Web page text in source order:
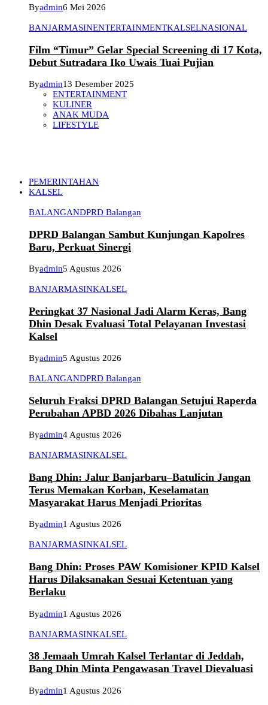
Byadmin6 Mei 2026
BANJARMASINENTERTAINMENTKALSELNASIONAL
Film “Timur” Gelar Special Screening di 17 Kota,
Debut Sutradara Iko Uwais Tuai Pujian
Byadmin13 Desember 2025
ENTERTAINMENT
KULINER
ANAK MUDA
LIFESTYLE
PEMERINTAHAN
KALSEL
BALANGANDPRD Balangan
DPRD Balangan Sambut Kunjungan Kapolres
Baru, Perkuat Sinergi
Byadmin5 Agustus 2026
BANJARMASINKALSEL
Peringkat 37 Nasional Jadi Alarm Keras, Bang
Dhin Desak Evaluasi Total Pelayanan Investasi
Kalsel
Byadmin5 Agustus 2026
BALANGANDPRD Balangan
Seluruh Fraksi DPRD Balangan Setujui Raperda
Perubahan APBD 2026 Dibahas Lanjutan
Byadmin4 Agustus 2026
BANJARMASINKALSEL
Bang Dhin: Jalur Banjarbaru–Batulicin Jangan
Terus Memakan Korban, Keselamatan
Masyarakat Harus Menjadi Prioritas
Byadmin1 Agustus 2026
BANJARMASINKALSEL
Bang Dhin: Proses PAW Komisioner KPID Kalsel
Harus Dilaksanakan Sesuai Ketentuan yang
Berlaku
Byadmin1 Agustus 2026
BANJARMASINKALSEL
38 Jemaah Umrah Kalsel Terlantar di Jeddah,
Bang Dhin Minta Pengawasan Travel Dievaluasi
Byadmin1 Agustus 2026